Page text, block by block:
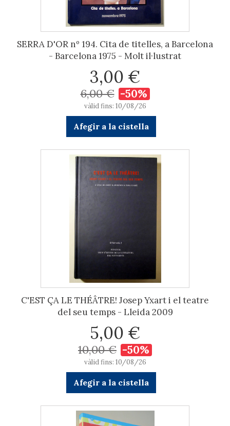
SERRA D'OR nº 194. Cita de titelles, a Barcelona
- Barcelona 1975 - Molt il·lustrat
3,00 €
6,00 € -50%
vàlid fins: 10/08/26
Afegir a la cistella
C'EST ÇA LE THÉÂTRE! Josep Yxart i el teatre
del seu temps - Lleida 2009
5,00 €
10,00 € -50%
vàlid fins: 10/08/26
Afegir a la cistella